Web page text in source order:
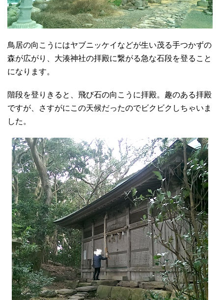
鳥居の向こうにはヤブニッケイなどが生い茂る手つかずの
森が広がり、大湊神社の拝殿に繋がる急な石段を登ること
になります。
階段を登りきると、飛び石の向こうに拝殿。趣のある拝殿
ですが、さすがにこの天候だったのでビクビクしちゃいま
した。